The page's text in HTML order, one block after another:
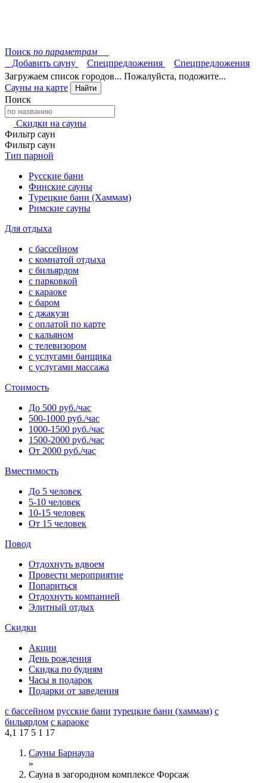
Поиск по параметрам
Добавить сауну
Спецпредложения
Спецпредложения
Загружаем список городов... Пожалуйста, подожите...
Сауны на карте
Найти
Поиск
Скидки на сауны
Фильтр саун
Фильтр саун
Тип парной
Русские бани
Финские сауны
Турецкие бани (Хаммам)
Римские сауны
Для отдыха
с бассейном
с комнатой отдыха
с бильярдом
с парковкой
с караоке
с баром
с джакузи
с оплатой по карте
с кальяном
с телевизором
с услугами банщика
с услугами массажа
Стоимость
До 500 руб./час
500-1000 руб./час
1000-1500 руб./час
1500-2000 руб./час
От 2000 руб./час
Вместимость
До 5 человек
5-10 человек
10-15 человек
От 15 человек
Повод
Отдохнуть вдвоем
Провести мероприятие
Попариться
Отдохнуть компанией
Элитный отдых
Скидки
Акции
День рождения
Скидка по будням
Часы в подарок
Подарки от заведения
с бассейном русские бани турецкие бани (хаммам) с
бильярдом с караоке
4,1 17 5 1 17
Сауны Барнаула
»
Сауна в загородном комплексе Форсаж